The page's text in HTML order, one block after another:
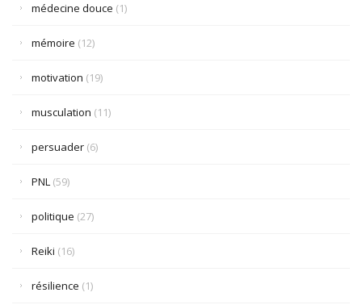
médecine douce (1)
mémoire (12)
motivation (19)
musculation (11)
persuader (6)
PNL (59)
politique (27)
Reiki (16)
résilience (1)